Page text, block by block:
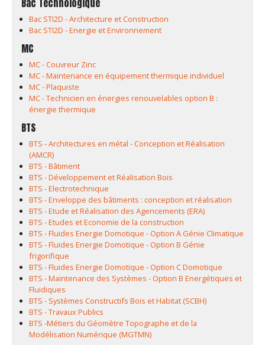
Bac Technologique
Bac STI2D - Architecture et Construction
Bac STI2D - Energie et Environnement
MC
MC - Couvreur Zinc
MC - Maintenance en équipement thermique individuel
MC - Plaquiste
MC - Technicien en énergies renouvelables option B :
énergie thermique
BTS
BTS - Architectures en métal - Conception et Réalisation
(AMCR)
BTS - Bâtiment
BTS - Développement et Réalisation Bois
BTS - Electrotechnique
BTS - Enveloppe des bâtiments : conception et réalisation
BTS - Etude et Réalisation des Agencements (ERA)
BTS - Etudes et Economie de la construction
BTS - Fluides Energie Domotique - Option A Génie Climatique
BTS - Fluides Energie Domotique - Option B Génie
frigorifique
BTS - Fluides Energie Domotique - Option C Domotique
BTS - Maintenance des Systèmes - Option B Energétiques et
Fluidiques
BTS - Systèmes Constructifs Bois et Habitat (SCBH)
BTS - Travaux Publics
BTS -Métiers du Géomètre Topographe et de la
Modélisation Numérique (MGTMN)